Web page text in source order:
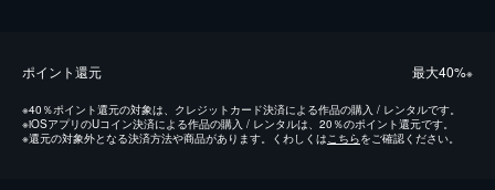
ポイント還元 最⼤40%※
※40％ポイント還元の対象は、クレジットカード決済による作品の購入 / レンタルです。
※iOSアプリのUコイン決済による作品の購入 / レンタルは、20％のポイント還元です。
※還元の対象外となる決済方法や商品があります。くわしくはこちらをご確認ください。